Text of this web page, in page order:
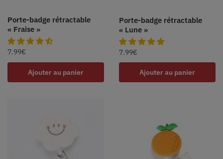
Porte-badge rétractable
« Fraise »
7.99€
Ajouter au panier
Porte-badge rétractable
« Lune »
7.99€
Ajouter au panier